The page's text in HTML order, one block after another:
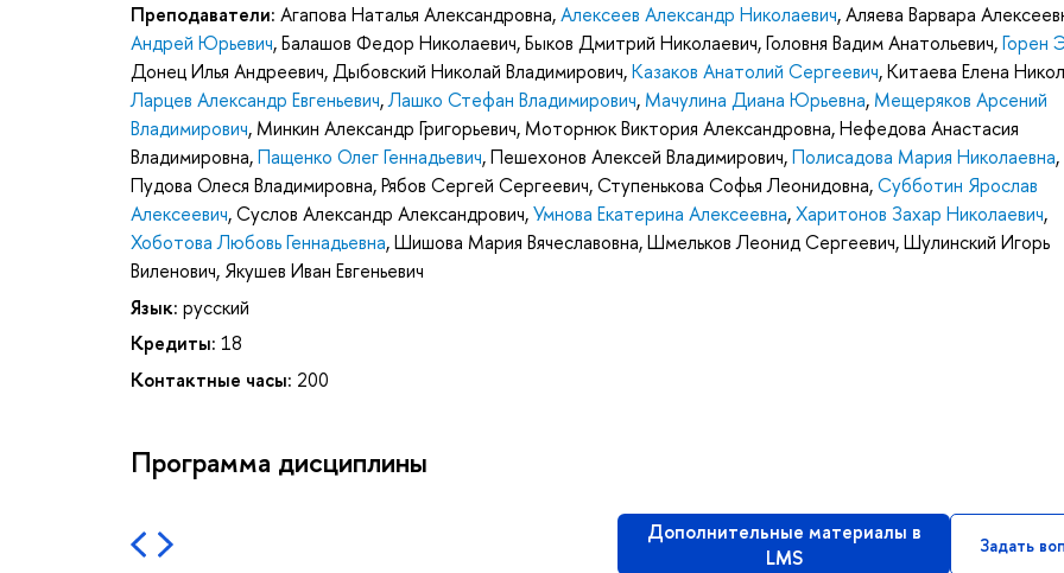
Преподаватели: Агапова Наталья Александровна,Алексеев Александр Николаевич,Аляева Варвара
Андрей Юрьевич,Балашов Федор Николаевич,Быков Дмитрий Николаевич,Головня Вадим Анатольевич,Горен
Донец Илья Андреевич,Дыбовский Николай Владимирович,Казаков Анатолий Сергеевич,Китаева Елена
Ларцев Александр Евгеньевич,Лашко Стефан Владимирович, Мачулина Диана Юрьевна, Мещеряков Арсений
Владимирович, Минкин Александр Григорьевич, Моторнюк Виктория Александровна,Нефедова Анастасия
Владимировна,Пащенко Олег Геннадьевич,Пешехонов Алексей Владимирович,Полисадова Мария Николаевна,
Пудова Олеся Владимировна,Рябов Сергей Сергеевич,Ступенькова Софья Леонидовна,Субботин Ярослав
Алексеевич,Суслов Александр Александрович,Умнова Екатерина Алексеевна,Харитонов Захар Николаевич,
Хоботова Любовь Геннадьевна,Шишова Мария Вячеславовна,Шмельков Леонид Сергеевич,Шулинский Игорь
Виленович, Якушев Иван Евгеньевич
Язык: русский
Кредиты: 18
Контактные часы: 200
Программа дисциплины
Дополнительные материалы в
LMS
Задать